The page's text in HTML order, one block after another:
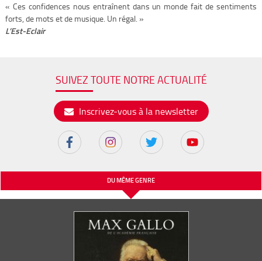
« Ces confidences nous entraînent dans un monde fait de sentiments
forts, de mots et de musique. Un régal. »
L’Est-Eclair
SUIVEZ TOUTE NOTRE ACTUALITÉ
Inscrivez-vous à la newsletter
DU MÊME GENRE